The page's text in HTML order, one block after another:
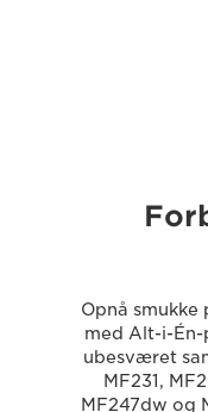
Opnå
med Alt-i-Én-
ubesværet
MF231,
MF247dw og